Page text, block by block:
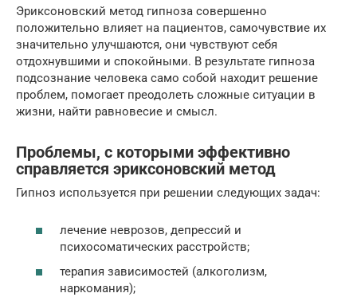
Эриксоновский метод гипноза совершенно
положительно влияет на пациентов, самочувствие их
значительно улучшаются, они чувствуют себя
отдохнувшими и спокойными. В результате гипноза
подсознание человека само собой находит решение
проблем, помогает преодолеть сложные ситуации в
жизни, найти равновесие и смысл.
Проблемы, с которыми эффективно
справляется эриксоновский метод
Гипноз используется при решении следующих задач:
лечение неврозов, депрессий и
психосоматических расстройств;
терапия зависимостей (алкоголизм,
наркомания);